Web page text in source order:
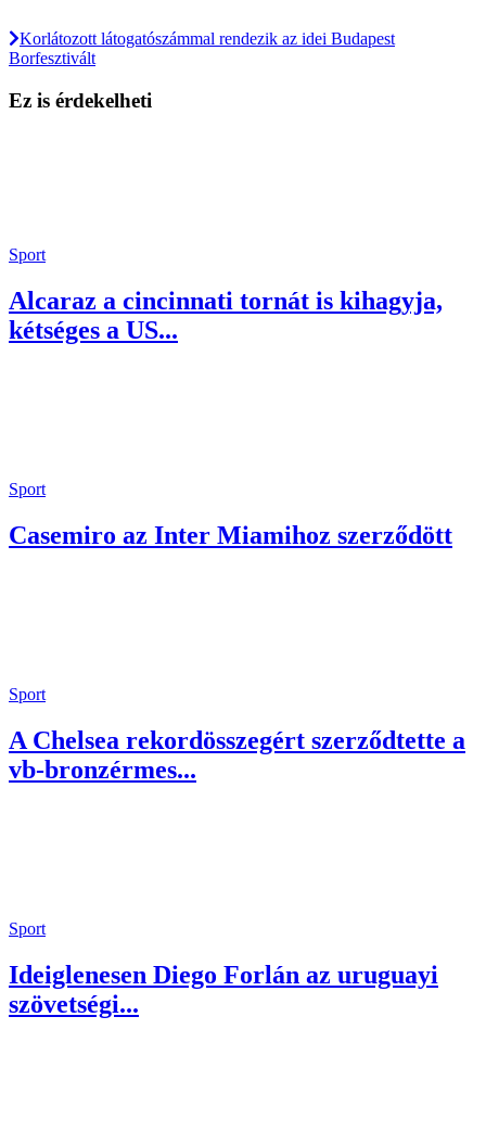
Korlátozott látogatószámmal rendezik az idei Budapest
Borfesztivált
Ez is érdekelheti
Sport
Alcaraz a cincinnati tornát is kihagyja,
kétséges a US...
Sport
Casemiro az Inter Miamihoz szerződött
Sport
A Chelsea rekordösszegért szerződtette a
vb-bronzérmes...
Sport
Ideiglenesen Diego Forlán az uruguayi
szövetségi...